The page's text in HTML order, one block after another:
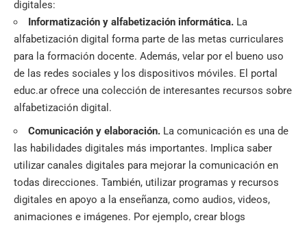
digitales:
Informatización y alfabetización informática. La
alfabetización digital forma parte de las metas curriculares
para la formación docente. Además, velar por el bueno uso
de las redes sociales y los dispositivos móviles. El portal
educ.ar ofrece una colección de interesantes recursos sobre
alfabetización digital.
Comunicación y elaboración. La comunicación es una de
las habilidades digitales más importantes. Implica saber
utilizar canales digitales para mejorar la comunicación en
todas direcciones. También, utilizar programas y recursos
digitales en apoyo a la enseñanza, como audios, videos,
animaciones e imágenes. Por ejemplo, crear blogs